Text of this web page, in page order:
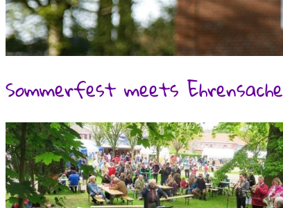
Sommerfest meets Ehrensache